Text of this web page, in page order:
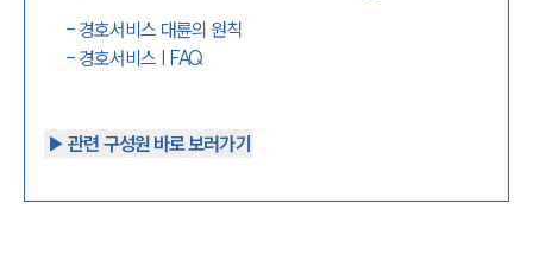
- 경호서비스 대륜의 원칙
- 경호서비스 | FAQ
▶︎ 관련 구성원 바로 보러가기